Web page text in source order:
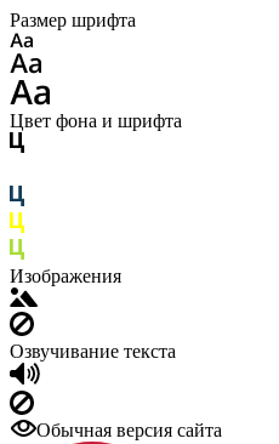
Размер шрифта
Цвет фона и шрифта
Изображения
Озвучивание текста
Обычная версия сайта